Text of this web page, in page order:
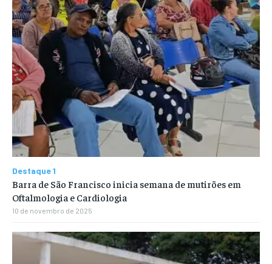
Destaque 1
Barra de São Francisco inicia semana de mutirões em
Oftalmologia e Cardiologia
10 de novembro de 2025